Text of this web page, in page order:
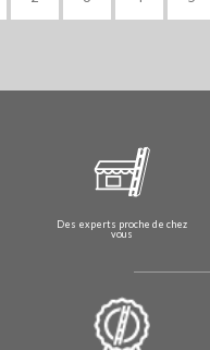
Des experts proche de chez
vous